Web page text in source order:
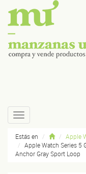
Toggle
navigation
Estás en Apple
Apple Watch Series 5
Anchor Gray Sport Loop